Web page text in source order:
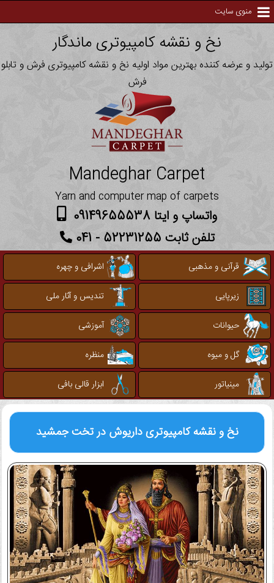
منوی سایت
نخ و نقشه کامپیوتری ماندگار
تولید و عرضه کننده بهترین مواد اولیه نخ و نقشه کامپیوتری فرش و تابلو
فرش
Mandeghar Carpet
Yarn and computer map of carpets
واتساپ و ایتا 09149655538
تلفن ثابت 52231255 - 041
قرآنی و مذهبی
اشرافی و چهره
زیرپایی
تندیس و آثار ملی
حیوانات
آموزشی
گل و میوه
منظره
مینیاتور
ابزار قالی بافی
نخ و نقشه کامپیوتریداریوش در تخت جمشید